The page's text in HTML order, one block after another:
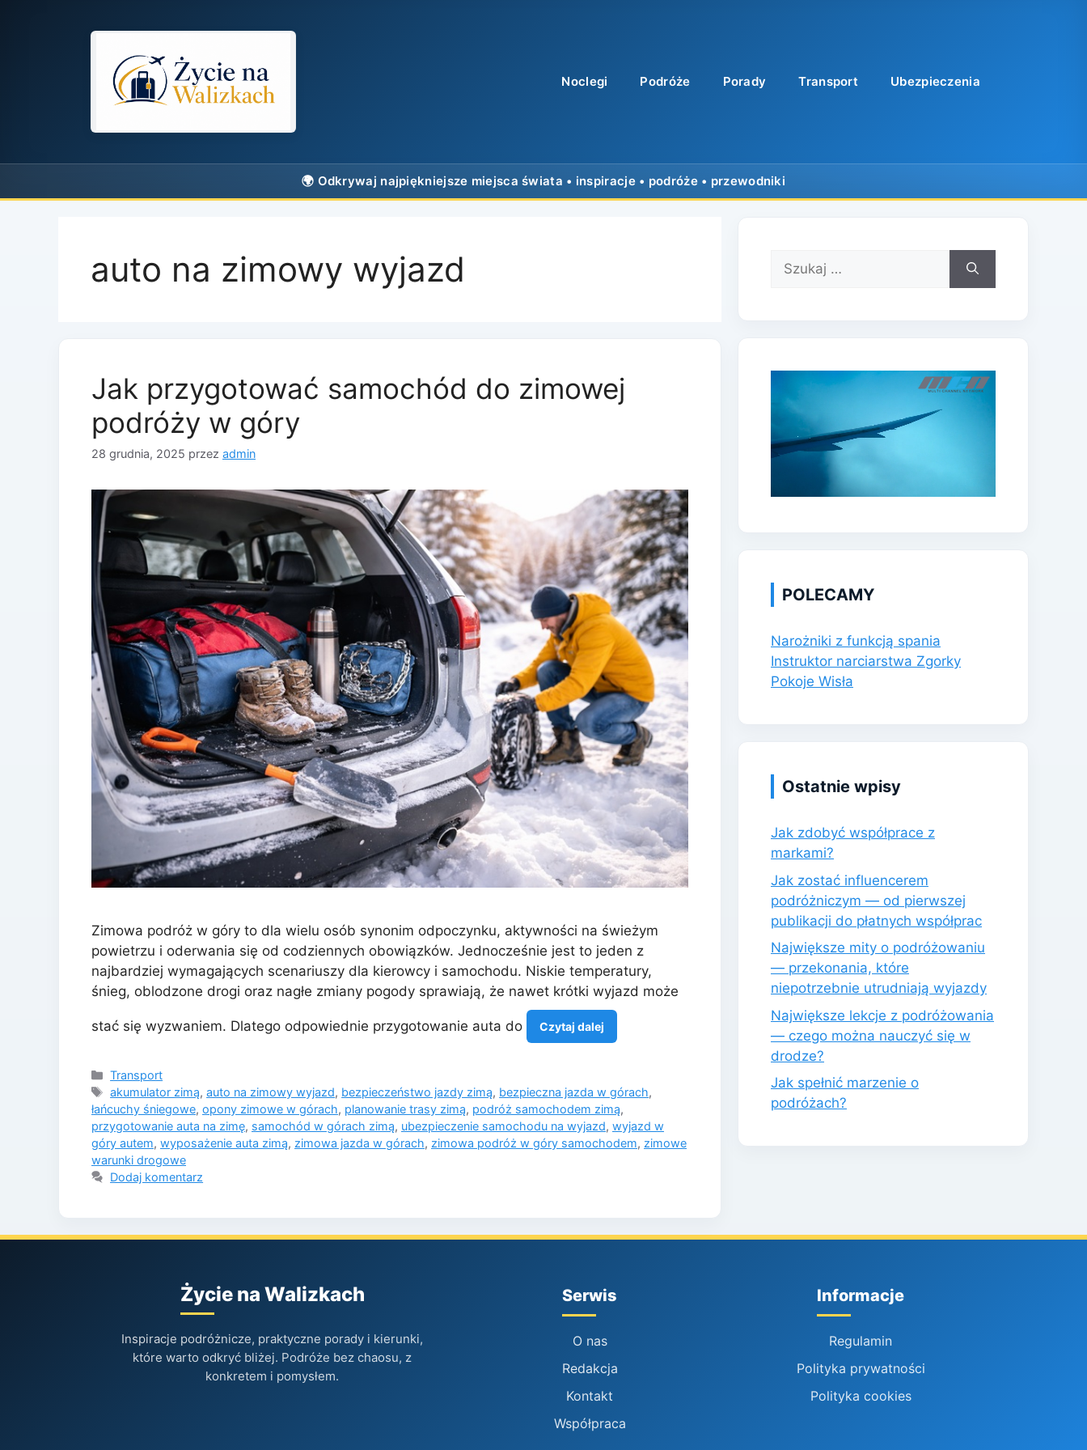
Noclegi Podróże Porady Transport Ubezpieczenia
auto na zimowy wyjazd
Jak przygotować samochód do zimowej
podróży w góry
28 grudnia, 2025 przez admin
Zimowa podróż w góry to dla wielu osób synonim odpoczynku, aktywności na świeżym
powietrzu i oderwania się od codziennych obowiązków. Jednocześnie jest to jeden z
najbardziej wymagających scenariuszy dla kierowcy i samochodu. Niskie temperatury,
śnieg, oblodzone drogi oraz nagłe zmiany pogody sprawiają, że nawet krótki wyjazd może
stać się wyzwaniem. Dlatego odpowiednie przygotowanie auta do Czytaj dalej
Kategorie
Transport
Tagi
akumulator zimą,auto na zimowy wyjazd, bezpieczeństwo jazdy zimą, bezpieczna jazda w górach,
łańcuchy śniegowe, opony zimowe w górach, planowanie trasy zimą, podróż samochodem zimą,
przygotowanie auta na zimę, samochód w górach zimą, ubezpieczenie samochodu na wyjazd, wyjazd w
góry autem, wyposażenie auta zimą, zimowa jazda w górach, zimowa podróż w góry samochodem, zimowe
warunki drogowe
Dodaj komentarz
Szukaj:
POLECAMY
Narożniki z funkcją spania
Instruktor narciarstwa Zgorky
Pokoje Wisła
Ostatnie wpisy
Jak zdobyć współprace z
markami?
Jak zostać influencerem
podróżniczym — od pierwszej
publikacji do płatnych współprac
Największe mity o podróżowaniu
— przekonania, które
niepotrzebnie utrudniają wyjazdy
Największe lekcje z podróżowania
— czego można nauczyć się w
drodze?
Jak spełnić marzenie o
podróżach?
Życie na Walizkach
Inspiracje podróżnicze, praktyczne porady i kierunki,
które warto odkryć bliżej. Podróże bez chaosu, z
konkretem i pomysłem.
Serwis
O nas
Redakcja
Kontakt
Współpraca
Informacje
Regulamin
Polityka prywatności
Polityka cookies